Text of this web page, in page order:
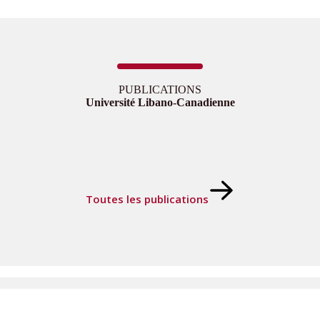
PUBLICATIONS
Université Libano-Canadienne
Toutes les publications